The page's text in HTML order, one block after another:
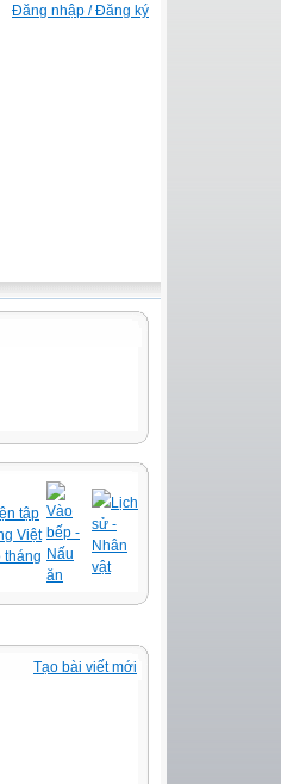
Đăng nhập / Đăng ký
tập
Việt
tháng
Vào
bếp -
Nấu
ăn
Lịch
sử -
Nhân
vật
Tạo bài viết mới